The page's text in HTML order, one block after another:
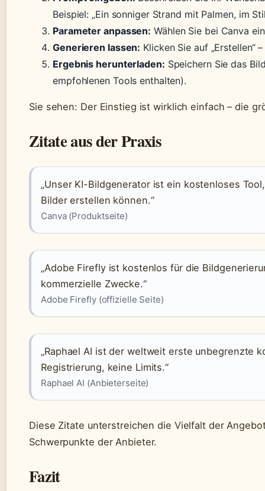
Beispiel: „Ein sonniger Strand mit Palmen, im
Parameter anpassen: Wählen Sie bei Canva
Generieren lassen: Klicken Sie auf „Erstellen“
Ergebnis herunterladen: Speichern Sie das
empfohlenen Tools enthalten).
Sie sehen: Der Einstieg ist wirklich einfach – die
Zitate aus der Praxis
„Unser KI-Bildgenerator ist ein kostenloses
Bilder erstellen können.“
Canva (Produktseite)
„Adobe Firefly ist kostenlos für die
kommerzielle Zwecke.“
Adobe Firefly (offizielle Seite)
„Raphael AI ist der weltweit erste unbegrenzte
Registrierung, keine Limits.“
Raphael AI (Anbieterseite)
Diese Zitate unterstreichen die Vielfalt der
Schwerpunkte der Anbieter.
Fazit